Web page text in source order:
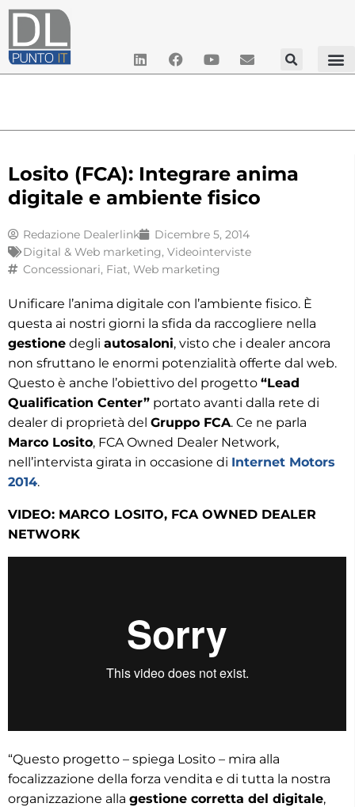
Losito (FCA): Integrare anima
digitale e ambiente fisico
Redazione Dealerlink
Dicembre 5, 2014
Digital & Web marketing, Videointerviste
Concessionari, Fiat, Web marketing
Unificare l’anima digitale con l’ambiente fisico. È
questa ai nostri giorni la sfida da raccogliere nella
gestione degli autosaloni, visto che i dealer ancora
non sfruttano le enormi potenzialità offerte dal web.
Questo è anche l’obiettivo del progetto “Lead
Qualification Center” portato avanti dalla rete di
dealer di proprietà del Gruppo FCA. Ce ne parla
Marco Losito, FCA Owned Dealer Network,
nell’intervista girata in occasione di Internet Motors
2014.
VIDEO: MARCO LOSITO, FCA OWNED DEALER
NETWORK
“Questo progetto – spiega Losito – mira alla
focalizzazione della forza vendita e di tutta la nostra
organizzazione alla gestione corretta del digitale,